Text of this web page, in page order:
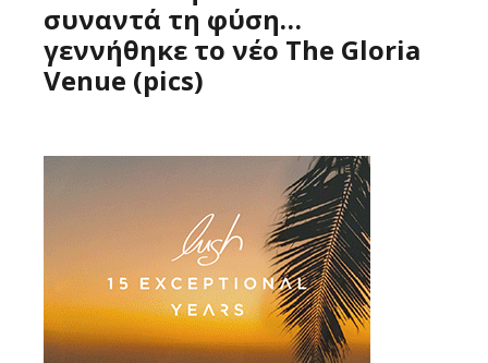
συναντά τη φύση…
γεννήθηκε το νέο The Gloria
Venue (pics)